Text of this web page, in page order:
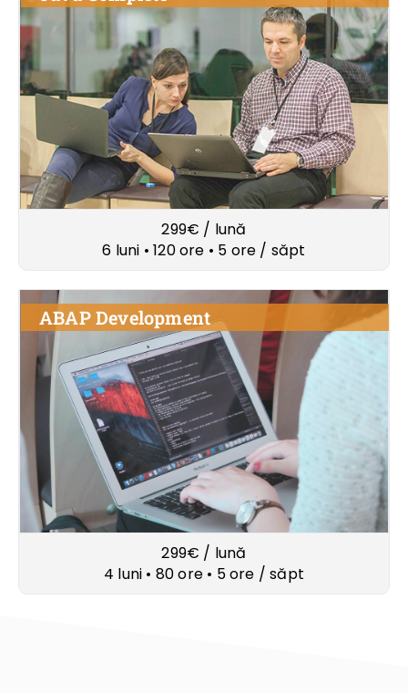
299€ / lună
6 luni • 120 ore • 5 ore / săpt
ABAP Development
299€ / lună
4 luni • 80 ore • 5 ore / săpt